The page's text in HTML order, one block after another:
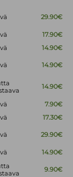
29.90€
17.90€
14.90€
14.90€
14.90€
7.90€
17.30€
29.90€
14.90€
9.90€